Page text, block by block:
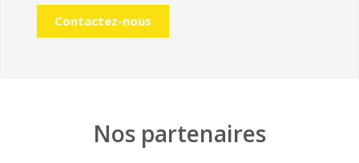
Contactez-nous
Nos partenaires